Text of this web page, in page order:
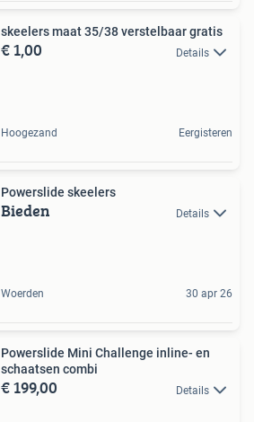
skeelers maat 35/38 verstelbaar gratis
€ 1,00 Details
Hoogezand Eergisteren
Powerslide skeelers
Bieden Details
Woerden 30 apr 26
Powerslide Mini Challenge inline- en
schaatsen combi
€ 199,00 Details